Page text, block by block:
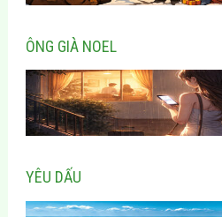
ÔNG GIÀ NOEL
YÊU DẤU